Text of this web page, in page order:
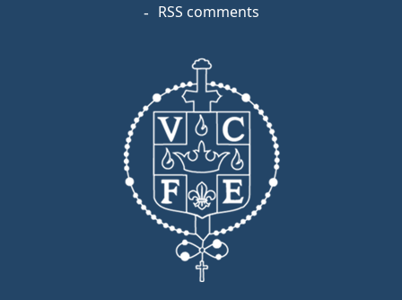
RSS comments